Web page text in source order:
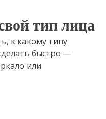
тип лица
к какому типу
быстро —
или